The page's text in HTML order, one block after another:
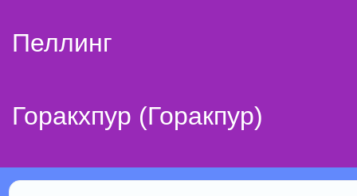
Пеллинг
Горакхпур (Горакпур)